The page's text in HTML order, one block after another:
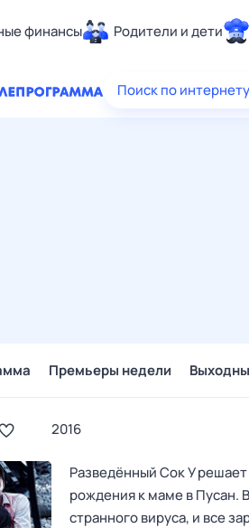
финансы Родители и дети
Здоровье
Поиск по интернету
Премьеры недели
2016
Разведённый Сок У
рождения к маме в Пусан.
странного вируса, и все